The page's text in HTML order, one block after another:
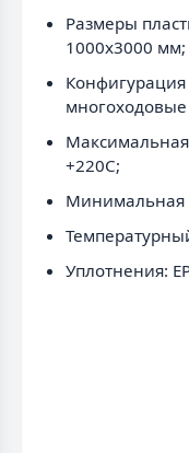
Размеры
1000x3000 мм;
Конфигурация
Максимальная
+220C;
Минимальная
Уплотнения: